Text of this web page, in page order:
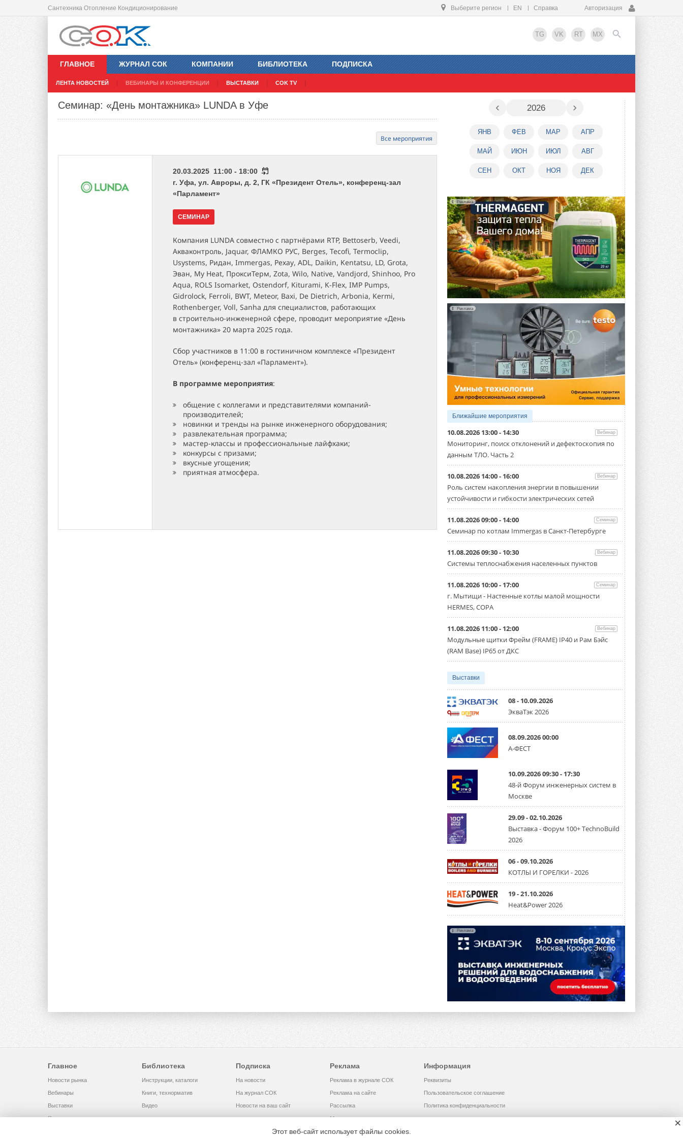
Сантехника Отопление Кондиционирование Выберите регион EN Справка Авторизация
TG VK RT MX
ГЛАВНОЕ
ЛЕНТА НОВОСТЕЙ ВЕБИНАРЫ И КОНФЕРЕНЦИИ ВЫСТАВКИ COK TV
ЖУРНАЛ СОК КОМПАНИИ БИБЛИОТЕКА ПОДПИСКА
EN
Семинар: «День монтажника» LUNDA в Уфе
Все мероприятия
20.03.2025 11:00 - 18:00
г. Уфа, ул. Авроры, д. 2, ГК «Президент Отель», конференц-зал
«Парламент»
СЕМИНАР
Компания LUNDA совместно с партнёрами RTP, Bettoserb, Veedi,
Акваконтроль, Jaquar, ФЛАМКО РУС, Berges, Tecofi, Termoclip,
Usystems, Ридан, Immergas, Рехау, ADL, Daikin, Kentatsu, LD, Grota,
Эван, My Heat, ПроксиТерм, Zota, Wilo, Native, Vandjord, Shinhoo, Pro
Aqua, ROLS Isomarket, Ostendorf, Kiturami, K-Flex, IMP Pumps,
Gidrolock, Ferroli, BWT, Meteor, Baxi, De Dietrich, Arbonia, Kermi,
Rothenberger, Voll, Sanha для специалистов, работающих
в строительно-инженерной сфере, проводит мероприятие «День
монтажника» 20 марта 2025 года.
Сбор участников в 11:00 в гостиничном комплексе «Президент
Отель» (конференц-зал «Парламент»).
В программе мероприятия:
общение с коллегами и представителями компаний-
производителей;
новинки и тренды на рынке инженерного оборудования;
развлекательная программа;
мастер-классы и профессиональные лайфхаки;
конкурсы с призами;
вкусные угощения;
приятная атмосфера.
‹ 2026 ›
ЯНВ ФЕВ МАР АПР
МАЙ ИЮН ИЮЛ АВГ
СЕН ОКТ НОЯ ДЕК
Реклама
Реклама
Ближайшие мероприятия
10.08.2026 13:00 - 14:30 Вебинар
Мониторинг, поиск отклонений и дефектоскопия по
данным ТЛО. Часть 2
10.08.2026 14:00 - 16:00 Вебинар
Роль систем накопления энергии в повышении
устойчивости и гибкости электрических сетей
11.08.2026 09:00 - 14:00 Семинар
Семинар по котлам Immergas в Санкт-Петербурге
11.08.2026 09:30 - 10:30 Вебинар
Системы теплоснабжения населенных пунктов
11.08.2026 10:00 - 17:00 Семинар
г. Мытищи - Настенные котлы малой мощности
HERMES, COPA
11.08.2026 11:00 - 12:00 Вебинар
Модульные щитки Фрейм (FRAME) IP40 и Рам Бэйс
(RAM Base) IP65 от ДКС
Выставки
08 - 10.09.2026
ЭкваТэк 2026
08.09.2026 00:00
А-ФЕСТ
10.09.2026 09:30 - 17:30
48-й Форум инженерных систем в
Москве
29.09 - 02.10.2026
Выставка - Форум 100+ TechnoBuild
2026
06 - 09.10.2026
КОТЛЫ И ГОРЕЛКИ - 2026
19 - 21.10.2026
Heat&Power 2026
Реклама
Главное
Новости рынка
Вебинары
Выставки
Помощь
Библиотека
Инструкции, каталоги
Книги, технорматив
Видео
Подписка
На новости
На журнал СОК
Новости на ваш сайт
Реклама
Реклама в журнале СОК
Реклама на сайте
Рассылка
Медиакит
Информация
Реквизиты
Пользовательское соглашение
Политика конфиденциальности
Этот веб-сайт использует файлы cookies.
×